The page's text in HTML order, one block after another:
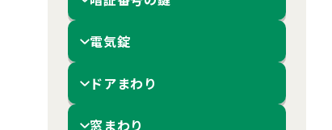
電気錠
ドアまわり
窓まわり